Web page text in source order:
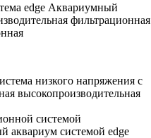
edge Аквариумный
фильтрационная
низкого напряжения с
высокопроизводительная
системой
аквариум системой edge